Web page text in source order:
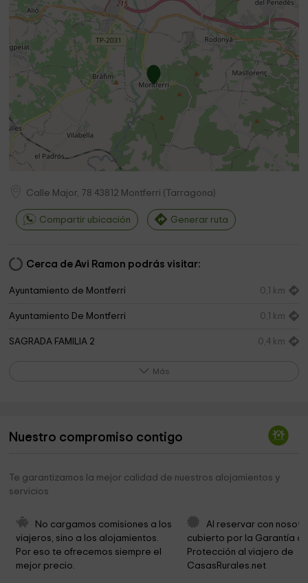
Calle Major, 78 43812 Montferri ( Tarragona)
Compartir ubicación Generar ruta
Cerca de Avi Ramon podrás visitar:
Ayuntamiento de Montferri 0,1 km
Ayuntamiento De Montferri 0,1 km
SAGRADA FAMILIA 2 0,4 km
Iglesia de Santa Maria 2,3 km
Iglesia de Sant Joan Baptista
Cementerio
Museo del campo
Iglesia de Sant Pere 3,5 km
Más
Nuestro compromiso contigo
Te garantizamos la mejor calidad de nuestros alojamientos y
servicios
No cargamos comisiones a los
viajeros, sino a los alojamientos.
Por eso te ofrecemos siempre el
mejor precio.
Al reservar con
cubierto por la Garantía
Protección al viajero de
CasasRurales.net